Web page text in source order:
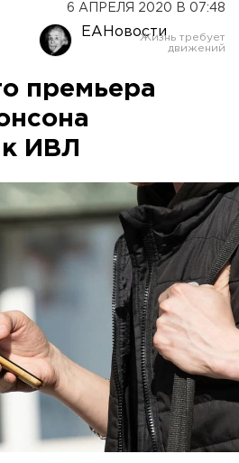
6 АПРЕЛЯ 2020 В 07:48
ЕАНовости
премьера
ИВЛ